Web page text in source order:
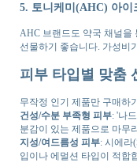
5. 토니케미(AHC) 아이
AHC 브랜드도 약국 채널을
선물하기 좋습니다. 가성비
피부 타입별 맞춤
무작정 인기 제품만 구매하
건성/수분 부족형 피부: '나
분감이 있는 제품으로 마무
지성/여드름성 피부: 시에라
입이나 에멀션 타입이 적합